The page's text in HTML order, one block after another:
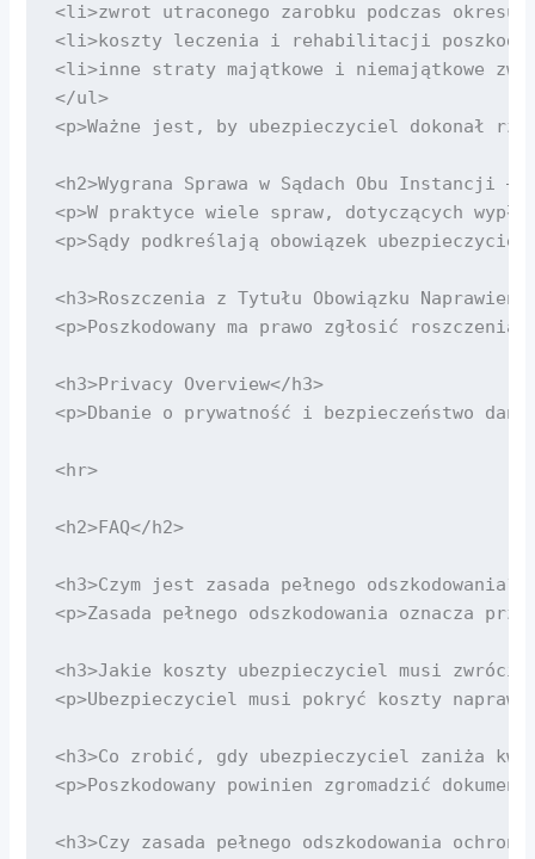
<li>zwrot utraconego zarobku podczas
<li>koszty leczenia i rehabilitacji
<li>inne straty majątkowe i niemajątkowe
</ul>
<p>Ważne jest, by ubezpieczyciel dokonał
<h2>Wygrana Sprawa w Sądach Obu Instancji –
<p>W praktyce wiele spraw, dotyczących
<p>Sądy podkreślają obowiązek
<h3>Roszczenia z Tytułu Obowiązku
<p>Poszkodowany ma prawo zgłosić
<h3>Privacy Overview</h3>
<p>Dbanie o prywatność i bezpieczeństwo
<hr>
<h2>FAQ</h2>
<h3>Czym jest zasada pełnego
<p>Zasada pełnego odszkodowania oznacza
<h3>Jakie koszty ubezpieczyciel musi zwrócić
<p>Ubezpieczyciel musi pokryć koszty
<h3>Co zrobić, gdy ubezpieczyciel zaniża
<p>Poszkodowany powinien zgromadzić
<h3>Czy zasada pełnego odszkodowania